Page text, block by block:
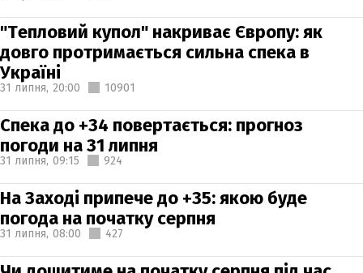
"Тепловий купол" накриває Європу: як
довго протримається сильна спека в
Україні
31 липня, 20:00 10901
Спека до +34 повертається: прогноз
погоди на 31 липня
31 липня, 09:15 924
На Заході припече до +35: якою буде
погода на початку серпня
31 липня, 08:00 427